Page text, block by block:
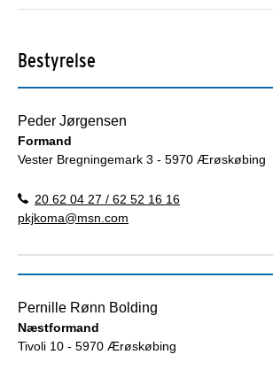
Bestyrelse
Peder Jørgensen
Formand
Vester Bregningemark 3 - 5970 Ærøskøbing
20 62 04 27 / 62 52 16 16
pkjkoma@msn.com
Pernille Rønn Bolding
Næstformand
Tivoli 10 - 5970 Ærøskøbing